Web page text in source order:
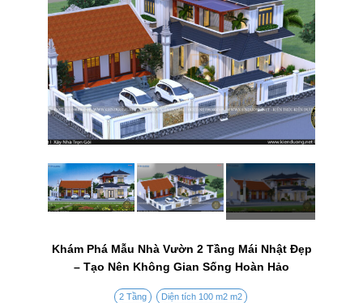
Khám Phá Mẫu Nhà Vườn 2 Tầng Mái Nhật Đẹp
– Tạo Nên Không Gian Sống Hoàn Hảo
2 Tầng Diện tích 100 m2 m2